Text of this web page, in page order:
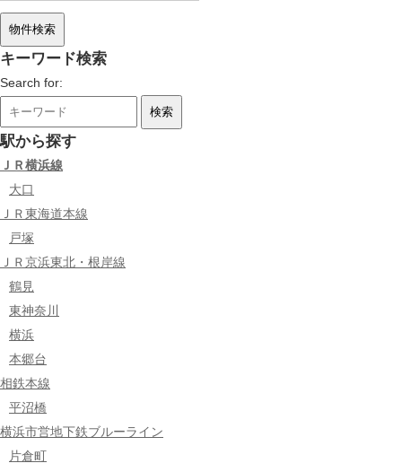
キーワード検索
Search for:
駅から探す
ＪＲ横浜線
大口
ＪＲ東海道本線
戸塚
ＪＲ京浜東北・根岸線
鶴見
東神奈川
横浜
本郷台
相鉄本線
平沼橋
横浜市営地下鉄ブルーライン
片倉町